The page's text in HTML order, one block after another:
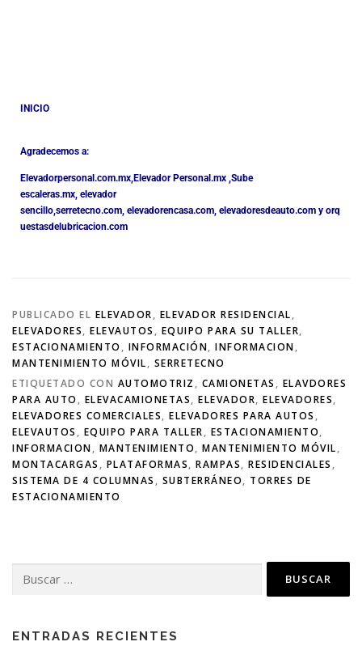
INICIO
Agradecemos a:
Elevadorpersonal.com.mx,Elevador Personal.mx ,Sube
escaleras.mx, elevador
sencillo,serretecno.com, elevadorencasa.com, elevadoresdeauto.com y orq
uestasdelubricacion.com
PUBLICADO EL ELEVADOR, ELEVADOR RESIDENCIAL,
ELEVADORES, ELEVAUTOS, EQUIPO PARA SU TALLER,
ESTACIONAMIENTO, INFORMACIÓN, INFORMACION,
MANTENIMIENTO MÓVIL, SERRETECNO
ETIQUETADO CON AUTOMOTRIZ, CAMIONETAS, ELAVDORES
PARA AUTO, ELEVACAMIONETAS, ELEVADOR, ELEVADORES,
ELEVADORES COMERCIALES, ELEVADORES PARA AUTOS,
ELEVAUTOS, EQUIPO PARA TALLER, ESTACIONAMIENTO,
INFORMACION, MANTENIMIENTO, MANTENIMIENTO MÓVIL,
MONTACARGAS, PLATAFORMAS, RAMPAS, RESIDENCIALES,
SISTEMA DE 4 COLUMNAS, SUBTERRÁNEO, TORRES DE
ESTACIONAMIENTO
ENTRADAS RECIENTES